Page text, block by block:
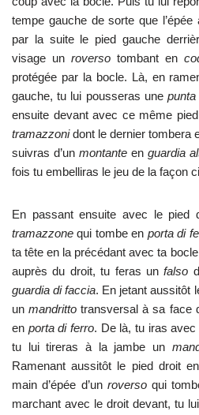
tempe gauche de sorte que
par la suite le pied gauche
visage un roversotombant en
protégée par la bocle. Là, en
gauche, tu lui pousseras une punta
ensuite devant avec ce même
tramazzonidont le dernier tombera
suivras d’unmontante enguardia
fois tu embelliras le jeu de la façon
En passant ensuite avec le pied
tramazzone qui tombe en porta di
ta tête en la précédant avec ta
auprès du droit, tu feras unfalso
guardia di faccia. En jetant aussitôt
unmandritto transversal à sa face
en porta di ferro. De là, tu iras avec
tu lui tireras à la jambe un
Ramenant aussitôt le pied droit
main d’épée d’un roversoqui
marchant avec le droit devant, tu